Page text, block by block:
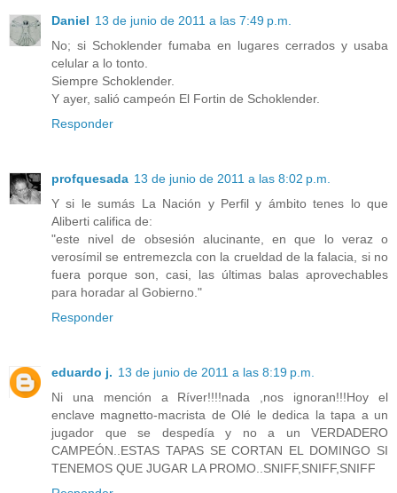
Daniel 13 de junio de 2011 a las 7:49 p.m.
No; si Schoklender fumaba en lugares cerrados y usaba
celular a lo tonto.
Siempre Schoklender.
Y ayer, salió campeón El Fortin de Schoklender.
Responder
profquesada 13 de junio de 2011 a las 8:02 p.m.
Y si le sumás La Nación y Perfil y ámbito tenes lo que
Aliberti califica de:
"este nivel de obsesión alucinante, en que lo veraz o
verosímil se entremezcla con la crueldad de la falacia, si no
fuera porque son, casi, las últimas balas aprovechables
para horadar al Gobierno."
Responder
eduardo j. 13 de junio de 2011 a las 8:19 p.m.
Ni una mención a Ríver!!!!nada ,nos ignoran!!!Hoy el
enclave magnetto-macrista de Olé le dedica la tapa a un
jugador que se despedía y no a un VERDADERO
CAMPEÓN..ESTAS TAPAS SE CORTAN EL DOMINGO SI
TENEMOS QUE JUGAR LA PROMO..SNIFF,SNIFF,SNIFF